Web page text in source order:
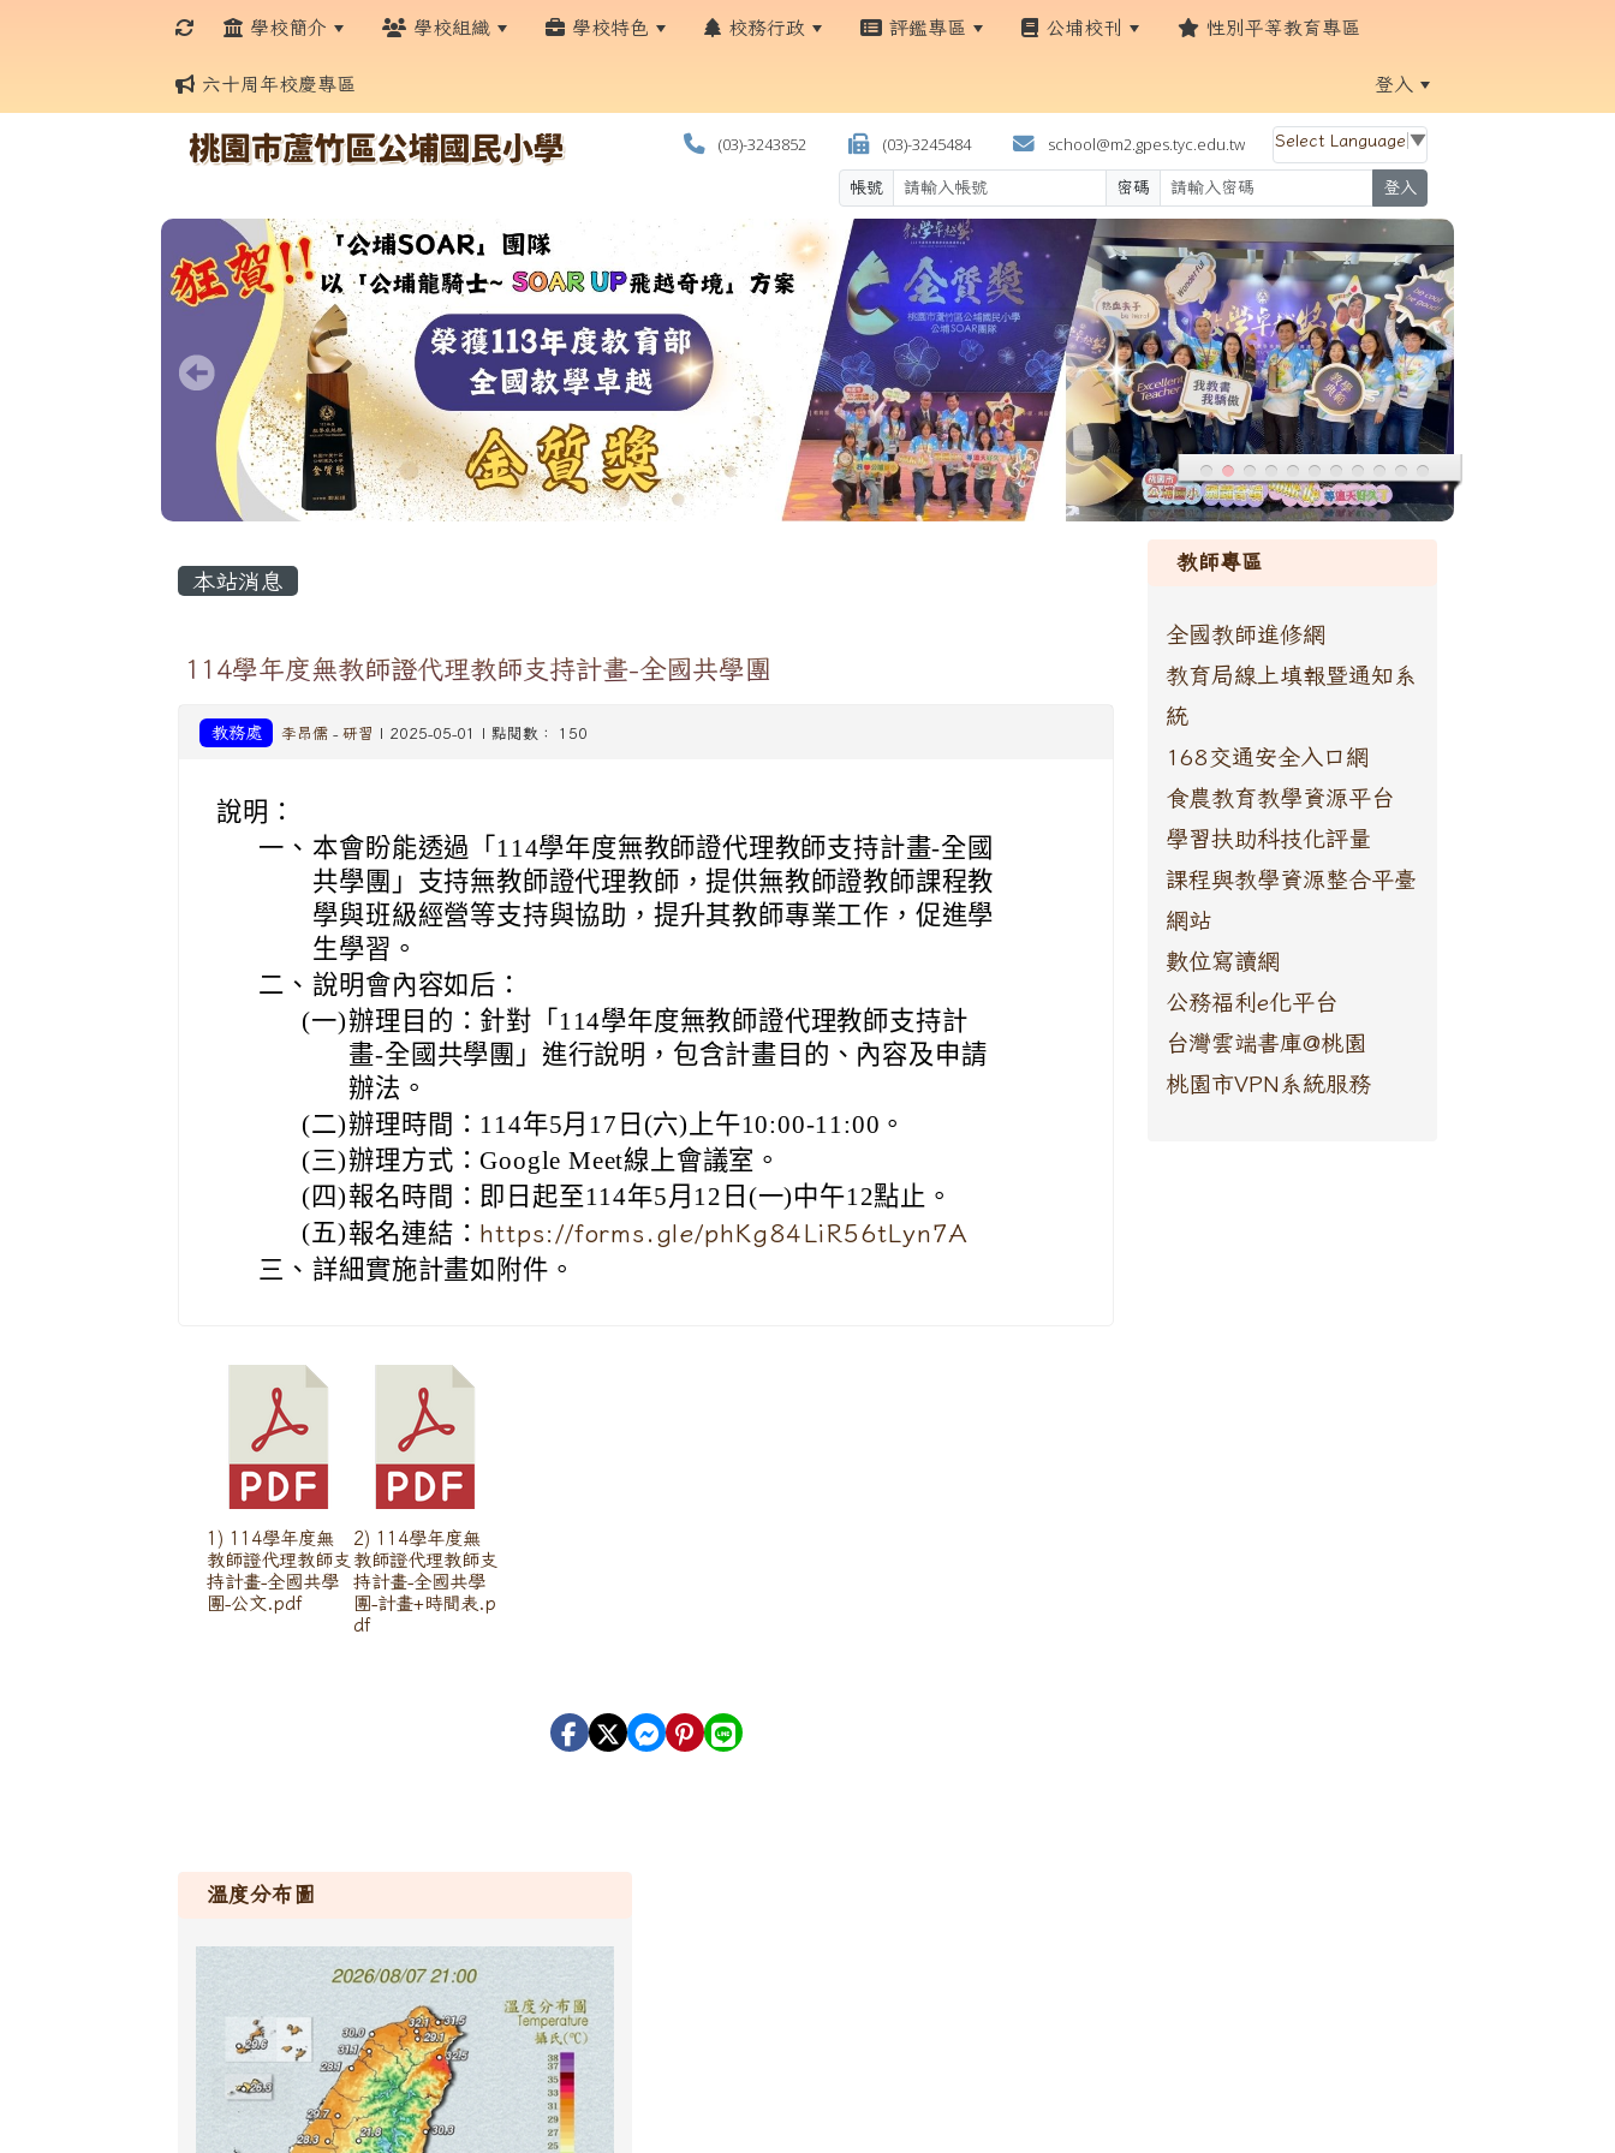
學校簡介 學校組織 學校特色 校務行政 評鑑專區 公埔校刊 性別平等教育專區
六十周年校慶專區 登入
(03)-3243852 (03)-3245484 school@m2.gpes.tyc.edu.tw Select Language ▼
帳號 密碼 登入
本站消息
114學年度無教師證代理教師支持計畫-全國共學團
教務處 李昂儒 -研習 | 2025-05-01 | 點閱數： 150
說明：
一、 本會盼能透過「114學年度無教師證代理教師支持計畫-全國
共學團」支持無教師證代理教師，提供無教師證教師課程教
學與班級經營等支持與協助，提升其教師專業工作，促進學
生學習。
二、 說明會內容如后：
(一)辦理目的：針對「114學年度無教師證代理教師支持計
畫-全國共學團」進行說明，包含計畫目的、內容及申請
辦法。
(二)辦理時間：114年5月17日(六)上午10:00-11:00。
(三)辦理方式：Google Meet線上會議室。
(四)報名時間：即日起至114年5月12日(一)中午12點止。
(五)報名連結： https://forms.gle/phKg84LiR56tLyn7A
三、 詳細實施計畫如附件。
1) 114學年度無
教師證代理教師支
持計畫-全國共學
團-公文.pdf
2) 114學年度無
教師證代理教師支
持計畫-全國共學
團-計畫+時間表.p
df
溫度分布圖
教師專區
全國教師進修網
教育局線上填報暨通知系
統
168交通安全入口網
食農教育教學資源平台
學習扶助科技化評量
課程與教學資源整合平臺
網站
數位寫讀網
公務福利e化平台
台灣雲端書庫@桃園
桃園市VPN系統服務